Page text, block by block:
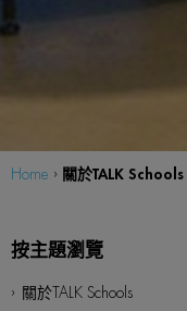
Home › 關於TALK Schools
關於TALK Schools